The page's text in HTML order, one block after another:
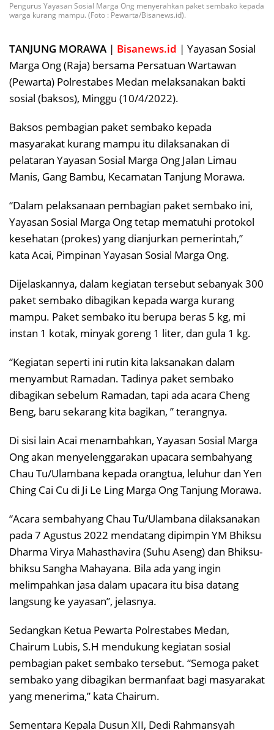
Pengurus Yayasan Sosial Marga Ong menyerahkan paket sembako kepada
warga kurang mampu. (Foto : Pewarta/Bisanews.id).
TANJUNG MORAWA | Bisanews.id | Yayasan Sosial
Marga Ong (Raja) bersama Persatuan Wartawan
(Pewarta) Polrestabes Medan melaksanakan bakti
sosial (baksos), Minggu (10/4/2022).
Baksos pembagian paket sembako kepada
masyarakat kurang mampu itu dilaksanakan di
pelataran Yayasan Sosial Marga Ong Jalan Limau
Manis, Gang Bambu, Kecamatan Tanjung Morawa.
“Dalam pelaksanaan pembagian paket sembako ini,
Yayasan Sosial Marga Ong tetap mematuhi protokol
kesehatan (prokes) yang dianjurkan pemerintah,”
kata Acai, Pimpinan Yayasan Sosial Marga Ong.
Dijelaskannya, dalam kegiatan tersebut sebanyak 300
paket sembako dibagikan kepada warga kurang
mampu. Paket sembako itu berupa beras 5 kg, mi
instan 1 kotak, minyak goreng 1 liter, dan gula 1 kg.
“Kegiatan seperti ini rutin kita laksanakan dalam
menyambut Ramadan. Tadinya paket sembako
dibagikan sebelum Ramadan, tapi ada acara Cheng
Beng, baru sekarang kita bagikan, ” terangnya.
Di sisi lain Acai menambahkan, Yayasan Sosial Marga
Ong akan menyelenggarakan upacara sembahyang
Chau Tu/Ulambana kepada orangtua, leluhur dan Yen
Ching Cai Cu di Ji Le Ling Marga Ong Tanjung Morawa.
“Acara sembahyang Chau Tu/Ulambana dilaksanakan
pada 7 Agustus 2022 mendatang dipimpin YM Bhiksu
Dharma Virya Mahasthavira (Suhu Aseng) dan Bhiksu-
bhiksu Sangha Mahayana. Bila ada yang ingin
melimpahkan jasa dalam upacara itu bisa datang
langsung ke yayasan”, jelasnya.
Sedangkan Ketua Pewarta Polrestabes Medan,
Chairum Lubis, S.H mendukung kegiatan sosial
pembagian paket sembako tersebut. “Semoga paket
sembako yang dibagikan bermanfaat bagi masyarakat
yang menerima,” kata Chairum.
Sementara Kepala Dusun XII, Dedi Rahmansyah